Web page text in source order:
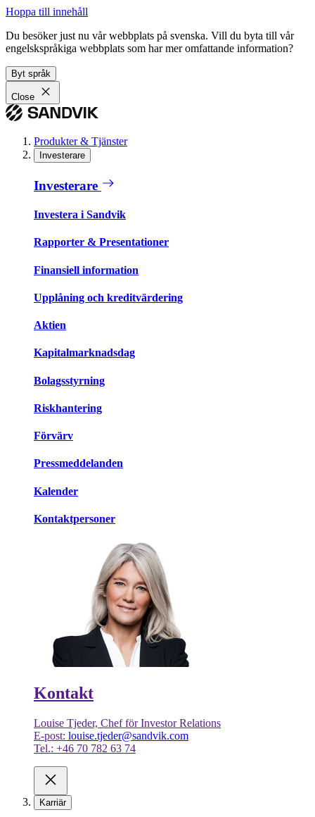
Hoppa till innehåll
Du besöker just nu vår webbplats på svenska. Vill du byta till vår
engelskspråkiga webbplats som har mer omfattande information?
Byt språk
Close
Produkter & Tjänster
Investerare
Investerare
Investera i Sandvik
Rapporter & Presentationer
Finansiell information
Upplåning och kreditvärdering
Aktien
Kapitalmarknadsdag
Bolagsstyrning
Riskhantering
Förvärv
Pressmeddelanden
Kalender
Kontaktpersoner
Kontakt
Louise Tjeder, Chef för Investor Relations
E-post: louise.tjeder@sandvik.com
Tel.: +46 70 782 63 74
Karriär